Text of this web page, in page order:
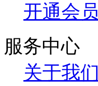
开通会员
服务中心
关于我们